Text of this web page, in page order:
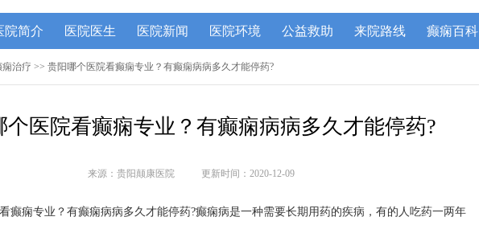
院简介 医院医生 医院新闻 医院环境 公益救助 来院路线 癫痫百科
痫治疗 >> 贵阳哪个医院看癫痫专业？有癫痫病病多久才能停药?
个医院看癫痫专业？有癫痫病病多久才能停药?
来源：贵阳颠康医院 更新时间：2020-12-09
癫痫专业？有癫痫病病多久才能停药?癫痫病是一种需要长期用药的疾病，有的人吃药一两年